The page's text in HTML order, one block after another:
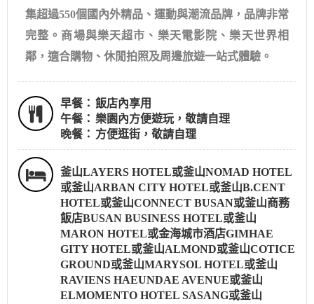
集超過550個國內外精品、運動與潮流品牌，品牌非常
完整。商場與樂天超市、樂天電影院、樂天世界相
鄰，適合購物、休閒拍照及周邊旅遊一站式體驗。
早餐： 飯店內享用
午餐： 樂園內方便遊玩，敬請自理
晚餐： 方便逛街，敬請自理
釜山LAYERS HOTEL或釜山NOMAD HOTEL
或釜山ARBAN CITY HOTEL或釜山B.CENT
HOTEL或釜山CONNECT BUSAN或釜山商務
飯店BUSAN BUSINESS HOTEL或釜山
MARON HOTEL或金海城市酒店GIMHAE
GITY HOTEL或釜山ALMOND或釜山COTICE
GROUND或釜山MARYSOL HOTEL或釜山
RAVIENS HAEUNDAE AVENUE或釜山
ELMOMENTO HOTEL SASANG或釜山